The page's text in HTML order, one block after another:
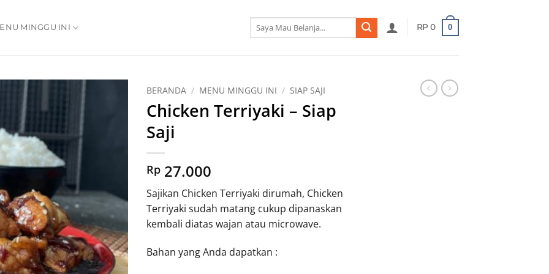
MINGGU INI
Pencarian
untuk:
RP 0 0
BERANDA / MENU MINGGU INI / SIAP SAJI
Chicken Terriyaki – Siap
Saji
Rp 27.000
Sajikan Chicken Terriyaki dirumah, Chicken
Terriyaki sudah matang cukup dipanaskan
kembali diatas wajan atau microwave.
Bahan yang Anda dapatkan :